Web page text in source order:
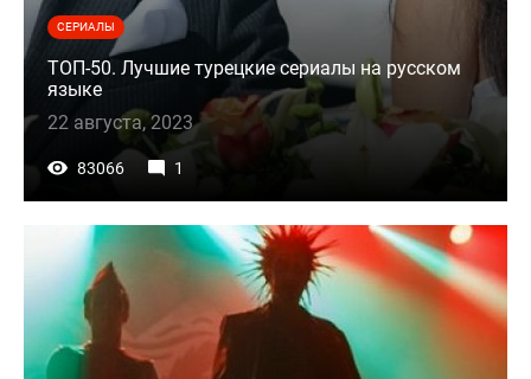
СЕРИАЛЫ
ТОП-50. Лучшие турецкие сериалы на русском
языке
22 августа, 2023
83066 1